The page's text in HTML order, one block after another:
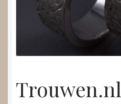
Video’s
Trouwen.nl